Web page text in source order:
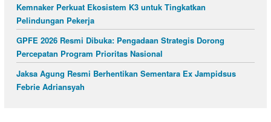
Kemnaker Perkuat Ekosistem K3 untuk Tingkatkan
Pelindungan Pekerja
GPFE 2026 Resmi Dibuka: Pengadaan Strategis Dorong
Percepatan Program Prioritas Nasional
Jaksa Agung Resmi Berhentikan Sementara Ex Jampidsus
Febrie Adriansyah